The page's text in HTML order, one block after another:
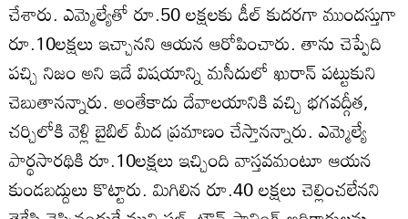
చేశారు. ఎమ్మెల్యేతో రూ.50 లక్షలకు డీల్‌ కుదరగా ముందస్తుగా
రూ.10లక్షలు ఇచ్చానని ఆయన ఆరోపించారు. తాను చెప్పేది
పచ్చి నిజం అని ఇదే విషయాన్ని మసీదులో ఖురాన్‌ పట్టుకుని
చెబుతానన్నారు. అంతేకాదు దేవాలయానికి వచ్చి భగవద్గీత,
చర్చిలోకి వెళ్లి బైబిల్‌ మీద ప్రమాణం చేస్తానన్నారు. ఎమ్మెల్యే
పార్థసారథికి రూ.10లక్షలు ఇచ్చింది వాస్తవమంటూ ఆయన
కుండబద్దులు కొట్టారు. మిగిలిన రూ.40 లక్షలు చెల్లించలేనని